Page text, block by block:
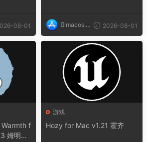
08-01
imacos.t
op
2026-08-01
f
姆明冬
游戏
Hozy for Mac v1.21 霍齐